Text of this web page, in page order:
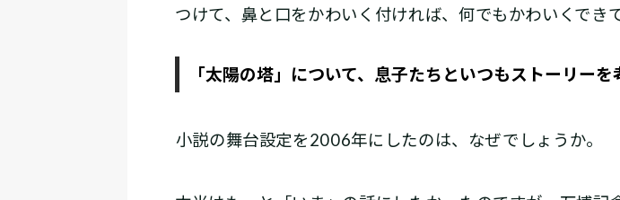
つけて、鼻と口をかわいく付ければ、何でもかわいくでき
「太陽の塔」について、息子たちといつもストーリー
――小説の舞台設定を2006年にしたのは、なぜでしょうか。